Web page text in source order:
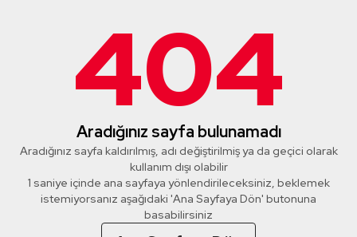
404
Aradığınız sayfa bulunamadı
Aradığınız sayfa kaldırılmış, adı değiştirilmiş ya da geçici olarak
kullanım dışı olabilir
1 saniye içinde ana sayfaya yönlendirileceksiniz, beklemek
istemiyorsanız aşağıdaki 'Ana Sayfaya Dön' butonuna
basabilirsiniz